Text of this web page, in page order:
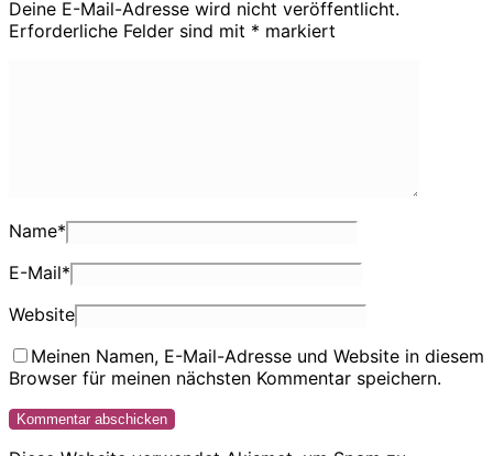
Deine E-Mail-Adresse wird nicht veröffentlicht.
Erforderliche Felder sind mit * markiert
Name*
E-Mail*
Website
Meinen Namen, E-Mail-Adresse und Website in diesem
Browser für meinen nächsten Kommentar speichern.